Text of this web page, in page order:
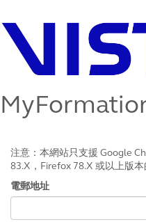
注意：本網站只支援 Google
83.X，Firefox 78.X 或以上版本
電郵地址